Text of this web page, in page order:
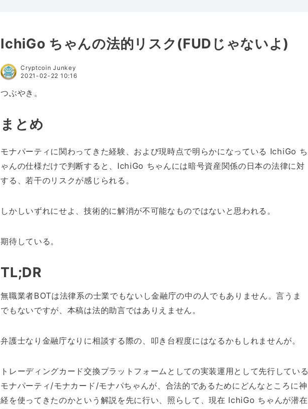
IchiGo ちゃんの法的リスク(FUDじゃないよ)
Cryptcoin Junkey
2021-02-22 10:16
つぶやき。
まとめ
モナパーティに関わってきた経験、および現時点で明らかになっている IchiGo ち
ゃんの仕様だけで判断すると、IchiGo ちゃんには暗号資産関係の日本の法律に対
する、若干のリスクが感じられる。
しかしいずれにせよ、技術的に解消が不可能なものではないと思われる。
期待している。
TL;DR
無職業者BOTは法律系の士業でもないし金融庁の中の人でもありません。言うま
でもないですが、本稿は法的助言ではありえません。
弁護士なり金融庁なりに相談する際の、叩き台程度にはなるかもしれませんが。
トレーディングカード交換プラットフォームとしての実装運用として先行している
モナパーティ/モナカード/モナパちゃんが、合法的であるためにどんなところに神
経を使ってきたのかという解説を先に行い、照らして、現在 IchiGo ちゃんが潜在